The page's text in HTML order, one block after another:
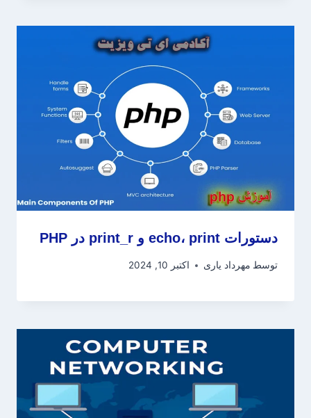
دستورات echo، print و print_r در PHP
توسط مهرداد یاری اکتبر 10, 2024